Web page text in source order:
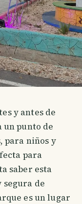
y antes de
un punto de
para niños y
para
saber esta
segura de
es un lugar